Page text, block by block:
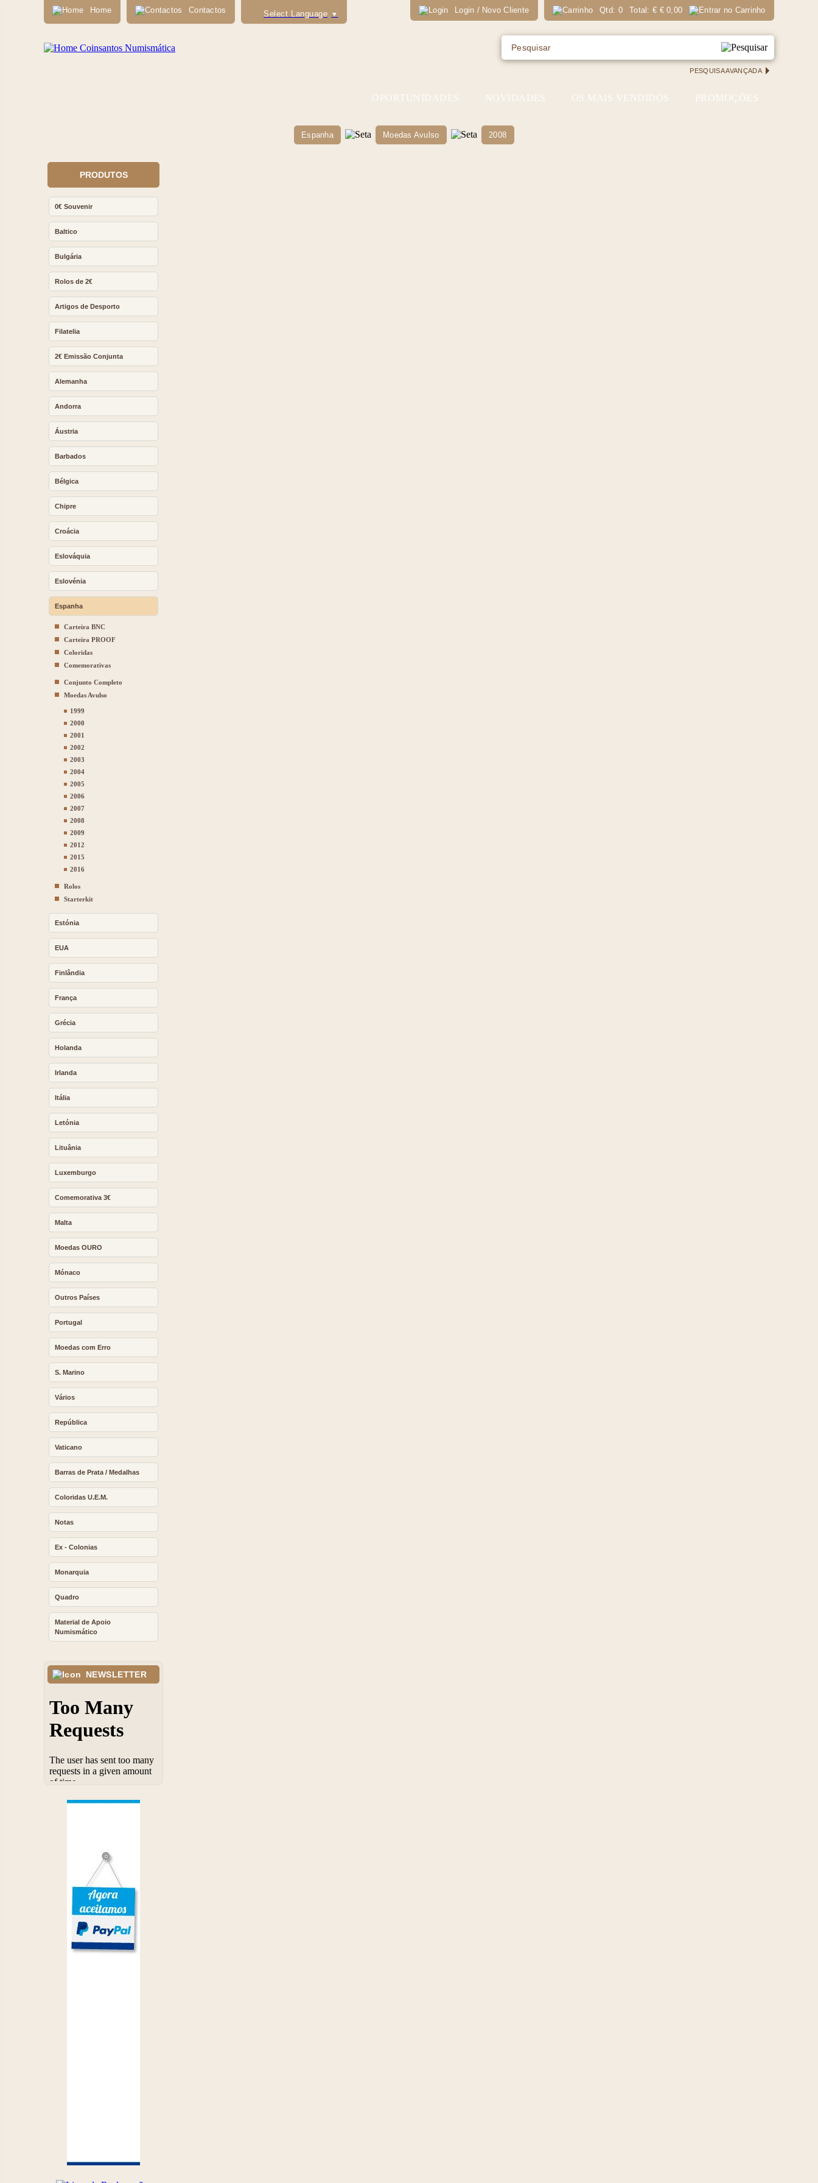
Home Contactos Select Language ▼ Login / Novo Cliente Qtd: 0 Total: € € 0,00
PESQUISA AVANÇADA
OPORTUNIDADES NOVIDADES OS MAIS VENDIDOS PROMOÇÕES
Espanha Moedas Avulso 2008
PRODUTOS
0€ Souvenir
Baltico
Bulgária
Rolos de 2€
Artigos de Desporto
Filatelia
2€ Emissão Conjunta
Alemanha
Andorra
Áustria
Barbados
Bélgica
Chipre
Croácia
Eslováquia
Eslovénia
Espanha
Carteira BNC
Carteira PROOF
Coloridas
Comemorativas
Conjunto Completo
Moedas Avulso
1999
2000
2001
2002
2003
2004
2005
2006
2007
2008
2009
2012
2015
2016
Rolos
Starterkit
Estónia
EUA
Finlândia
França
Grécia
Holanda
Irlanda
Itália
Letónia
Lituânia
Luxemburgo
Comemorativa 3€
Malta
Moedas OURO
Mónaco
Outros Países
Portugal
Moedas com Erro
S. Marino
Vários
República
Vaticano
Barras de Prata / Medalhas
Coloridas U.E.M.
Notas
Ex - Colonias
Monarquia
Quadro
Material de Apoio
Numismático
NEWSLETTER